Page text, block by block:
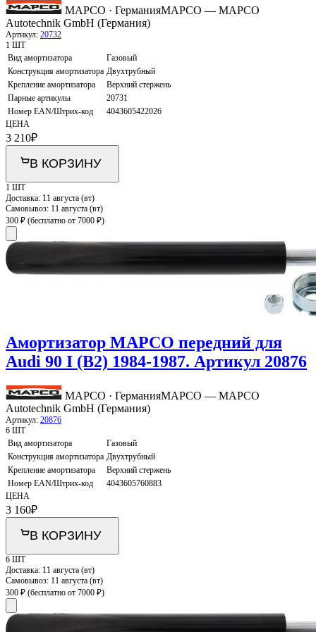
MAPCO · ГерманияMAPCO — MAPCO
Autotechnik GmbH (Германия)
Артикул: 20732
1 ШТ
Вид амортизатора
Газовый
Конструкция амортизатора Двухтрубный
Крепление амортизатора
Верхний стержень
Парные артикулы
20731
Номер EAN/Штрих-код
4043605422026
ЦЕНА
3 210₽
В КОРЗИНУ
1 ШТ
Доставка: 11 августа (вт)
Самовывоз: 11 августа (вт)
300 ₽ (бесплатно от 7000 ₽)
Амортизатор MAPCO передний для
Audi 90 I (B2) 1984-1987. Артикул 20876
MAPCO · ГерманияMAPCO — MAPCO
Autotechnik GmbH (Германия)
Артикул: 20876
6 ШТ
Вид амортизатора
Газовый
Конструкция амортизатора Двухтрубный
Крепление амортизатора
Верхний стержень
Номер EAN/Штрих-код
4043605760883
ЦЕНА
3 160₽
В КОРЗИНУ
6 ШТ
Доставка: 11 августа (вт)
Самовывоз: 11 августа (вт)
300 ₽ (бесплатно от 7000 ₽)